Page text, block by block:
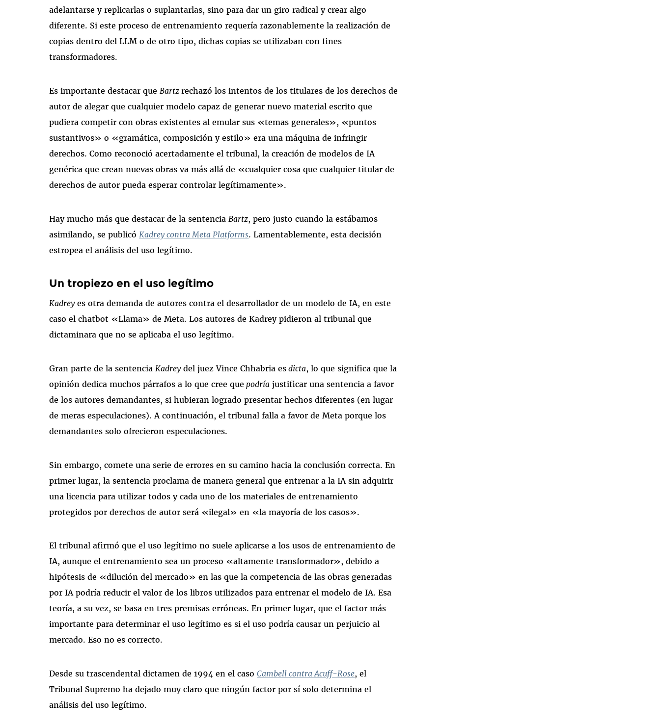
adelantarse y replicarlas o suplantarlas, sino para dar un giro radical y crear algo
diferente. Si este proceso de entrenamiento requería razonablemente la realización de
copias dentro del LLM o de otro tipo, dichas copias se utilizaban con fines
transformadores.
Es importante destacar queBartzrechazó los intentos de los titulares de los derechos de
autor de alegar que cualquier modelo capaz de generar nuevo material escrito que
pudiera competir con obras existentes al emular sus «temas generales», «puntos
sustantivos» o «gramática, composición y estilo» era una máquina de infringir
derechos. Como reconoció acertadamente el tribunal, la creación de modelos de IA
genérica que crean nuevas obras va más allá de «cualquier cosa que cualquier titular de
derechos de autor pueda esperar controlar legítimamente».
Hay mucho más que destacar de la sentencia Bartz, pero justo cuando la estábamos
asimilando, se publicó Kadrey contra Meta Platforms. Lamentablemente, esta decisión
estropea el análisis del uso legítimo.
Un tropiezo en el uso legítimo
Kadrey es otra demanda de autores contra el desarrollador de un modelo de IA, en este
caso el chatbot «Llama» de Meta. Los autores de Kadrey pidieron al tribunal que
dictaminara que no se aplicaba el uso legítimo.
Gran parte de la sentencia Kadrey del juez Vince Chhabria es dicta, lo que significa que la
opinión dedica muchos párrafos a lo que cree que podría justificar una sentencia a favor
de los autores demandantes, si hubieran logrado presentar hechos diferentes (en lugar
de meras especulaciones). A continuación, el tribunal falla a favor de Meta porque los
demandantes solo ofrecieron especulaciones.
Sin embargo, comete una serie de errores en su camino hacia la conclusión correcta. En
primer lugar, la sentencia proclama de manera general que entrenar a la IA sin adquirir
una licencia para utilizar todos y cada uno de los materiales de entrenamiento
protegidos por derechos de autor será «ilegal» en «la mayoría de los casos».
El tribunal afirmó que el uso legítimo no suele aplicarse a los usos de entrenamiento de
IA, aunque el entrenamiento sea un proceso «altamente transformador», debido a
hipótesis de «dilución del mercado» en las que la competencia de las obras generadas
por IA podría reducir el valor de los libros utilizados para entrenar el modelo de IA. Esa
teoría, a su vez, se basa en tres premisas erróneas. En primer lugar, que el factor más
importante para determinar el uso legítimo es si el uso podría causar un perjuicio al
mercado. Eso no es correcto.
Desde su trascendental dictamen de 1994 en el casoCambell contra Acuff-Rose, el
Tribunal Supremo ha dejado muy claro que ningún factor por sí solo determina el
análisis del uso legítimo.